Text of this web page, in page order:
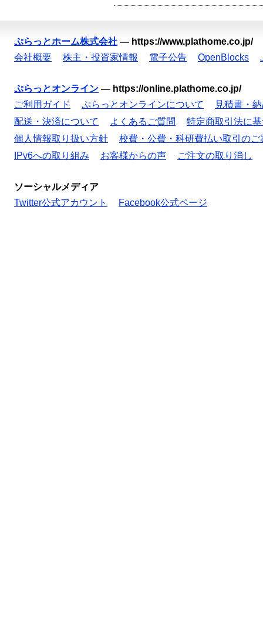
ぷらっとホーム株式会社 — https://www.plathome.co.jp/
会社概要
株主・投資家情報 電子公告 OpenBlocks
ぷらっとオンライン — https://online.plathome.co.jp/
ご利用ガイド
ぷらっとオンラインについて
見積書・
配送・決済について
よくあるご質問
特定商取引法に
個人情報取り扱い方針
校費・公費・科研費払い取引のご
IPv6への取り組み
お客様からの声 ご注文の取り消し
ソーシャルメディア
Twitter公式アカウント
Facebook公式ページ